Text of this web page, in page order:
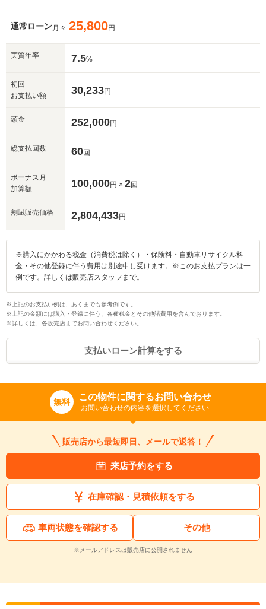
通常ローン月々 25,800円
実質年率 7.5%
初回
お支払い額
30,233円
頭金 252,000円
総支払回数 60回
ボーナス月
加算額
100,000円 × 2回
割賦販売価格 2,804,433円
※購入にかかわる税金（消費税は除く）・保険料・自動車リサイクル料
金・その他登録に伴う費用は別途申し受けます。※このお支払プランは一
例です。詳しくは販売店スタッフまで。
※上記のお支払い例は、あくまでも参考例です。
※上記の金額には購入・登録に伴う、各種税金とその他諸費用を含んでおります。
※詳しくは、各販売店までお問い合わせください。
支払いローン計算をする
無料 この物件に関するお問い合わせ
お問い合わせの内容を選択してください
販売店から最短即日、メールで返答！
来店予約をする
在庫確認・見積依頼をする
車両状態を確認する その他
※メールアドレスは販売店に公開されません